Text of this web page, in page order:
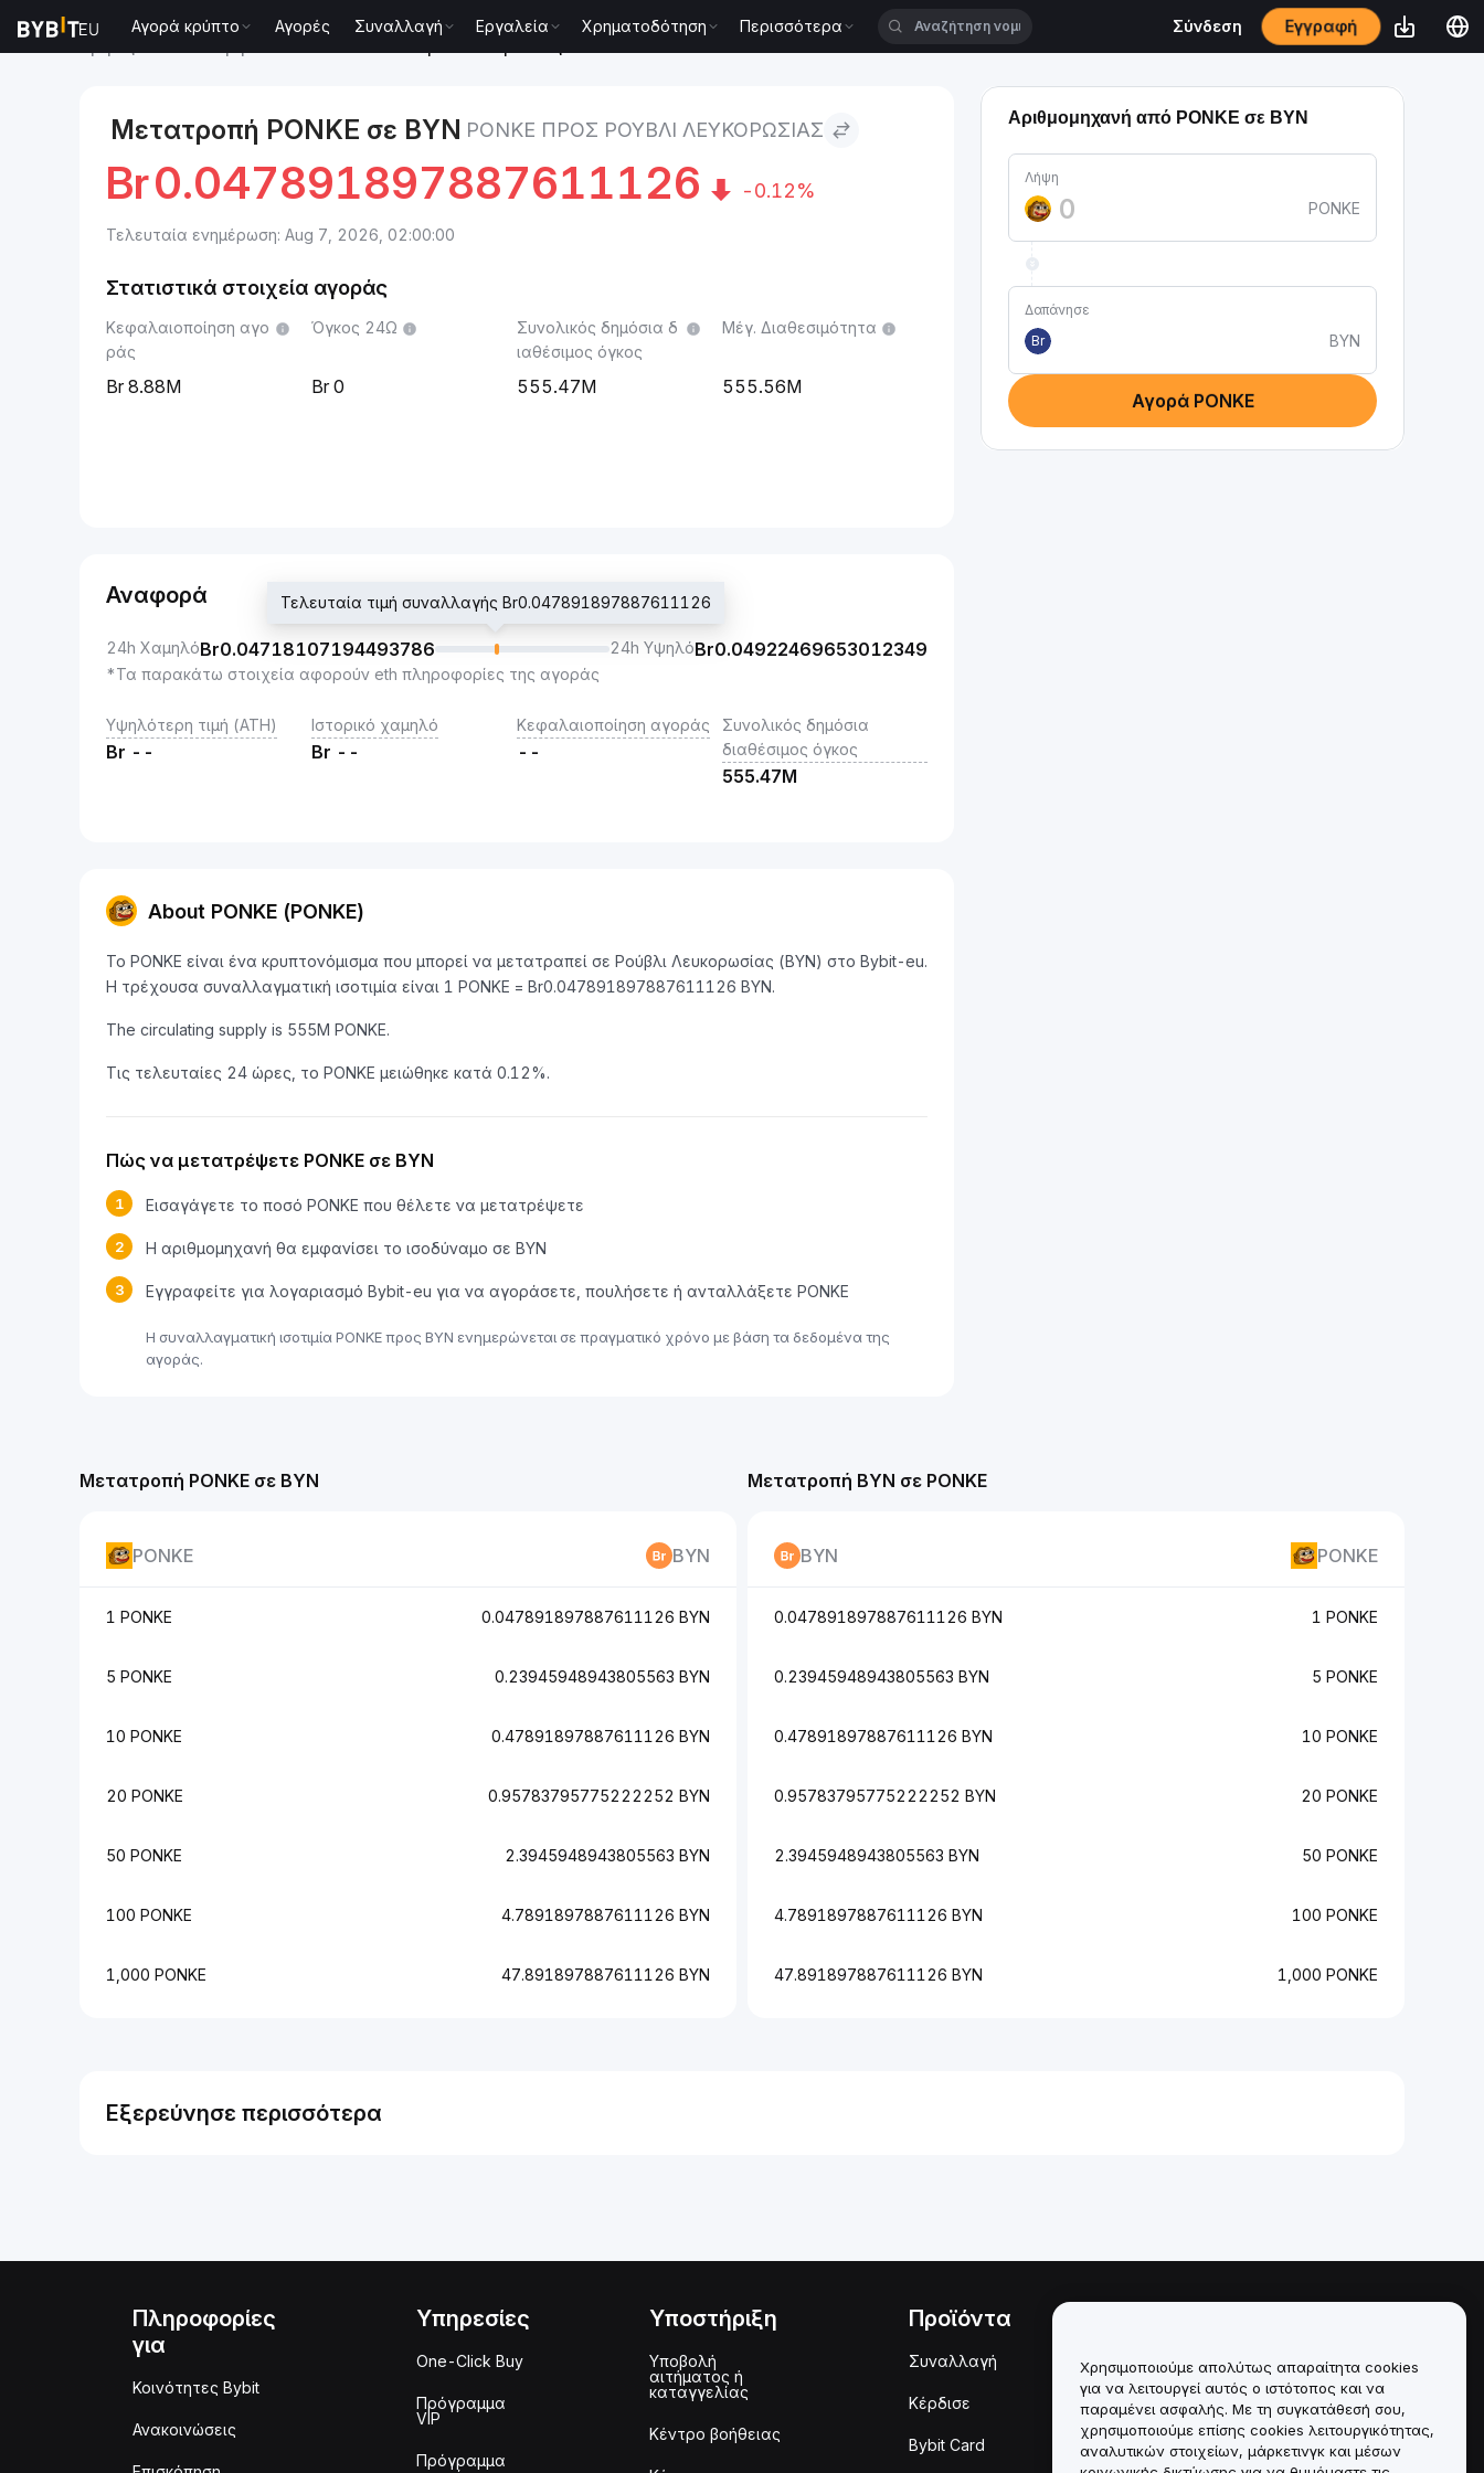
Αγορά κρύπτο Αγορές Συναλλαγή Εργαλεία Χρηματοδότηση Περισσότερα Σύνδεση Εγγραφή
Μετατροπή PONKE σε BYN PONKE ΠΡΟΣ ΡΟΎΒΛΙ ΛΕΥΚΟΡΩΣΊΑΣ
Br0.047891897887611126 -0.12%
Τελευταία ενημέρωση: Aug 7, 2026, 02:00:00
Στατιστικά στοιχεία αγοράς
Κεφαλαιοποίηση αγο
ράς
8.88M
Όγκος 24Ω
0
Συνολικός δημόσια δ
ιαθέσιμος όγκος
555.47M
Μέγ. Διαθεσιμότητα
555.56M
Αναφορά
24h ΧαμηλόBr0.04718107194493786
Τελευταία τιμή συναλλαγής Br0.047891897887611126
24h ΥψηλόBr0.04922469653012349
*Τα παρακάτω στοιχεία αφορούν eth πληροφορίες της αγοράς
Υψηλότερη τιμή (ATH)
Br --
Ιστορικό χαμηλό
Br --
Κεφαλαιοποίηση αγοράς
--
Συνολικός δημόσια
διαθέσιμος όγκος
555.47M
About PONKE (PONKE)
Το PONKE είναι ένα κρυπτονόμισμα που μπορεί να μετατραπεί σε Ρούβλι Λευκορωσίας (BYN) στο Bybit-eu.
Η τρέχουσα συναλλαγματική ισοτιμία είναι 1 PONKE = Br0.047891897887611126 BYN.
The circulating supply is 555M PONKE.
Τις τελευταίες 24 ώρες, το PONKE μειώθηκε κατά 0.12%.
Πώς να μετατρέψετε PONKE σε BYN
1 Εισαγάγετε το ποσό PONKE που θέλετε να μετατρέψετε
2 Η αριθμομηχανή θα εμφανίσει το ισοδύναμο σε BYN
3 Εγγραφείτε για λογαριασμό Bybit-eu για να αγοράσετε, πουλήσετε ή ανταλλάξετε PONKE
Η συναλλαγματική ισοτιμία PONKE προς BYN ενημερώνεται σε πραγματικό χρόνο με βάση τα δεδομένα της
αγοράς.
Αριθμομηχανή από PONKE σε BYN
Λήψη
PONKE
Δαπάνησε
Br
BYN
Αγορά PONKE
Μετατροπή PONKE σε BYN
PONKE BYN
1 PONKE 0.047891897887611126 BYN
5 PONKE 0.23945948943805563 BYN
10 PONKE 0.47891897887611126 BYN
20 PONKE 0.95783795775222252 BYN
50 PONKE 2.3945948943805563 BYN
100 PONKE 4.7891897887611126 BYN
1,000 PONKE 47.891897887611126 BYN
Μετατροπή BYN σε PONKE
BYN PONKE
0.047891897887611126 BYN 1 PONKE
0.23945948943805563 BYN 5 PONKE
0.47891897887611126 BYN 10 PONKE
0.95783795775222252 BYN 20 PONKE
2.3945948943805563 BYN 50 PONKE
4.7891897887611126 BYN 100 PONKE
47.891897887611126 BYN 1,000 PONKE
Εξερεύνησε περισσότερα
Πληροφορίες
για
Κοινότητες Bybit
Ανακοινώσεις
Υπηρεσίες
One-Click Buy
Πρόγραμμα
VIP
Πρόγραμμα
Υποστήριξη
Υποβολή
αιτήματος ή
καταγγελίας
Κέντρο βοήθειας
Προϊόντα
Συναλλαγή
Κέρδισε
Bybit Card
Πολιτική σύγκρουσης
συμφερόντων
Σύνοψη της Πολιτικής
Θεματοφυλακής και
Διαχείρισης
Χρησιμοποιούμε απολύτως απαραίτητα cookies
για να λειτουργεί αυτός ο ιστότοπος και να
παραμένει ασφαλής. Με τη συγκατάθεσή σου,
χρησιμοποιούμε επίσης cookies λειτουργικότητας,
αναλυτικών στοιχείων, μάρκετινγκ και μέσων